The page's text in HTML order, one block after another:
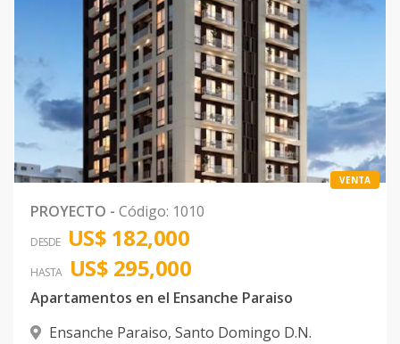
VENTA
PROYECTO - Código: 1010
DESDE US$ 182,000
HASTA US$ 295,000
Apartamentos en el Ensanche Paraiso
Ensanche Paraiso, Santo Domingo D.N.